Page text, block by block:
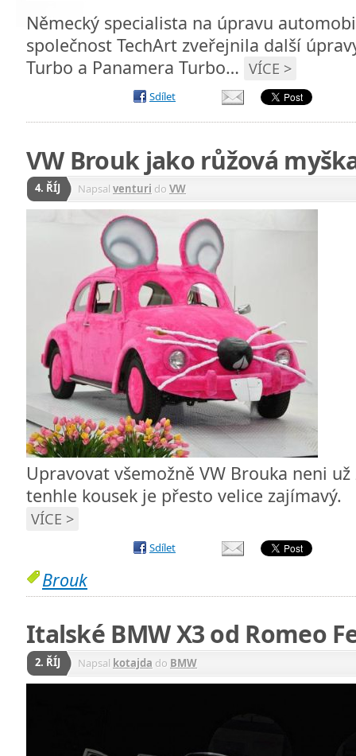
Německý specialista na úpravu
společnost TechArt zveřejnila další
Turbo a Panamera Turbo… VÍCE >
Sdílet
VW Brouk jako růžová
4. ŘÍJ Napsal venturi do VW
Upravovat všemožně VW Brouka neni
tenhle kousek je přesto velice zajímavý.
VÍCE >
Sdílet
Brouk
Italské BMW X3 od Romeo
2. ŘÍJ Napsal kotajda do BMW